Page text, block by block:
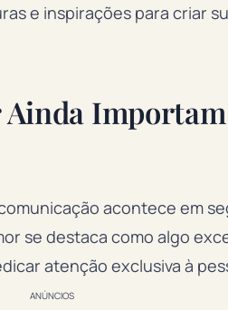
e inspirações para criar
Ainda
acontece em
se destaca como algo
atenção exclusiva à
ANÚNCIOS